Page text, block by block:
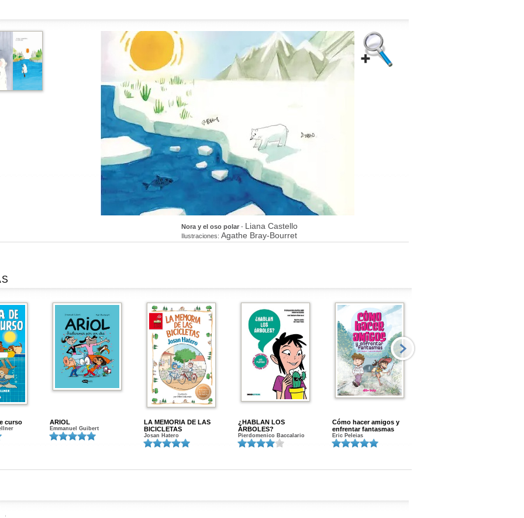
Nora y el oso polar- Liana Castello
Ilustraciones: Agathe Bray-Bourret
curso ARIOL
Emmanuel Guibert
LA MEMORIA DE LAS
BICICLETAS
Josan Hatero
¿HABLAN LOS
ÁRBOLES?
Pierdomenico Baccalario
Cómo hacer amigos y
enfrentar fantasmas
Eric Peleias